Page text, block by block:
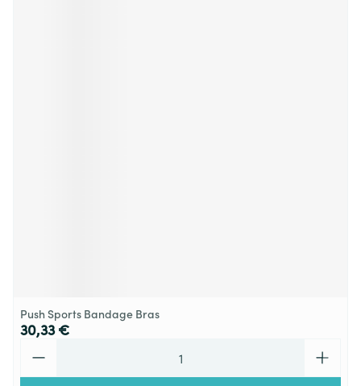
Push Sports Bandage Bras
30,33 €